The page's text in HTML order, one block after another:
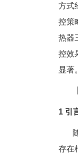
方式
控策
热器
控效
显著
1 引
随
存在